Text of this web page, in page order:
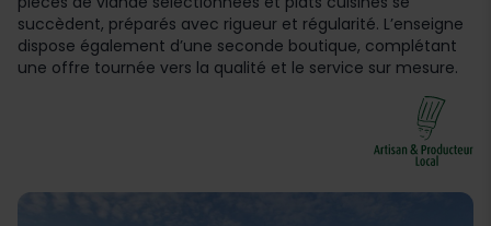
succèdent, préparés avec rigueur et régularité. L’enseigne
dispose également d’une seconde boutique, complétant
une offre tournée vers la qualité et le service sur mesure.